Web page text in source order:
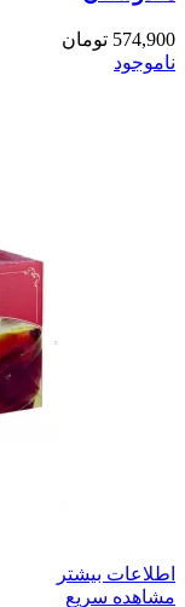
574,900 تومان
ناموجود
اطلاعات بیشتر
مشاهده سریع